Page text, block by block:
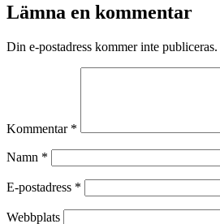
Lämna en kommentar
Din e-postadress kommer inte publiceras.
Kommentar *
Namn *
E-postadress *
Webbplats